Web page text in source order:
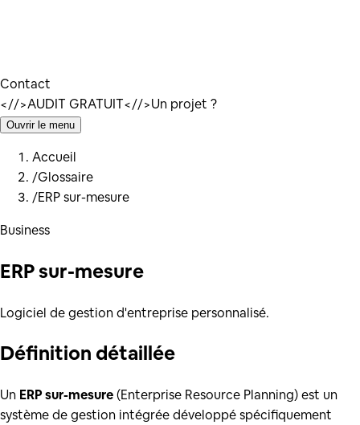
Contact
<//>AUDIT GRATUIT<//>Un projet ?
Ouvrir le menu
Accueil
/Glossaire
/ERP sur-mesure
Business
ERP sur-mesure
Logiciel de gestion d'entreprise personnalisé.
Définition détaillée
Un ERP sur-mesure(Enterprise Resource Planning) est un
système de gestion intégrée développé spécifiquement